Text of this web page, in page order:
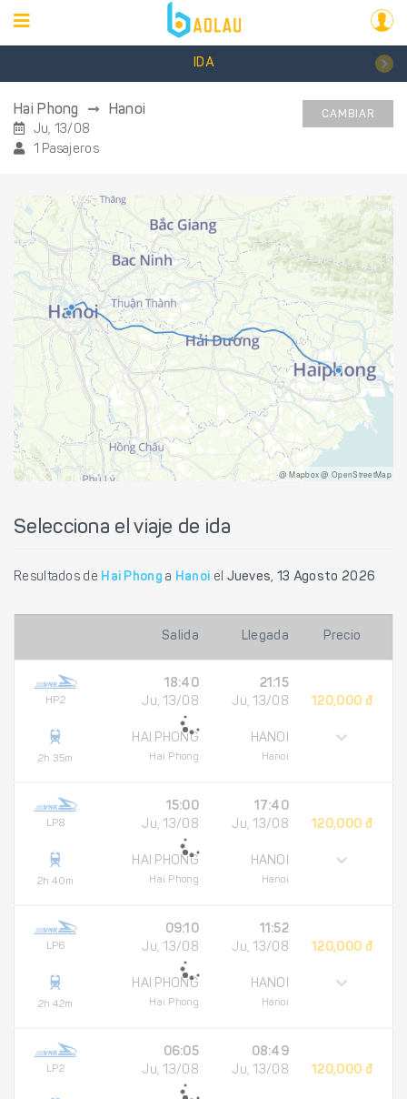
IDA
Hai Phong Hanoi
Ju, 13/08
1 Pasajeros
CAMBIAR
@ Mapbox @ OpenStreetMap
Selecciona el viaje de ida
Resultados de Hai Phong a Hanoi el Jueves, 13 Agosto 2026
Salida Llegada Precio
HP2
2h 35m
18:40
Ju, 13/08
HAI PHONG
Hai Phong
21:15
Ju, 13/08
HANOI
Hanoi
120,000 đ
LP8
2h 40m
15:00
Ju, 13/08
HAI PHONG
Hai Phong
17:40
Ju, 13/08
HANOI
Hanoi
120,000 đ
LP6
2h 42m
09:10
Ju, 13/08
HAI PHONG
Hai Phong
11:52
Ju, 13/08
HANOI
Hanoi
120,000 đ
LP2
06:05
Ju, 13/08
08:49
Ju, 13/08
120,000 đ